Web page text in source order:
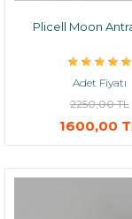
Plicell Moon
Adet Fiyatı
2250,00 TL
1600,00